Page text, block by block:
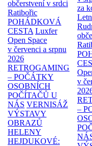
občerstvení v srdci
Ratibořic
POHÁDKOVÁ
CESTA Luxfer
Open Space
v červenci a srpnu
2026
RETROGAMING
– POČÁTKY
OSOBNÍCH
POČÍTAČŮ U
NÁS VERNISÁŽ
VÝSTAVY
OBRAZŮ
HELENY
HEJDUKOVÉ:
za
v
–